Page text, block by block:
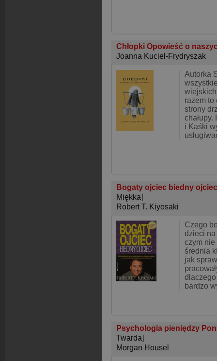
Chłopki Opowieść o
Joanna Kuciel-Frydryszak
Autorka
razem to
strony
chałupy.
i Kaśki
Bogaty ojciec biedny
Miękka]
Robert T. Kiyosaki
Czego
dzieci
czym
średnia
jak
bardzo
Psychologia pieniędzy
Twarda]
Morgan Housel